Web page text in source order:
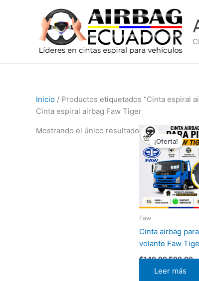
Inicio / Productos etiquetados “Cinta espiral
Cinta espiral airbag Faw Tiger
Mostrando el único resultado
¡Oferta!
Faw
Cinta airbag
volante Faw
$149,99
El
precio
original
era:
$149,99.
$99,99
El
es:
Leer más